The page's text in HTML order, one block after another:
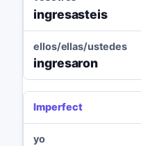
ingresasteis
ellos/ellas/ustedes
ingresaron
Imperfect
yo